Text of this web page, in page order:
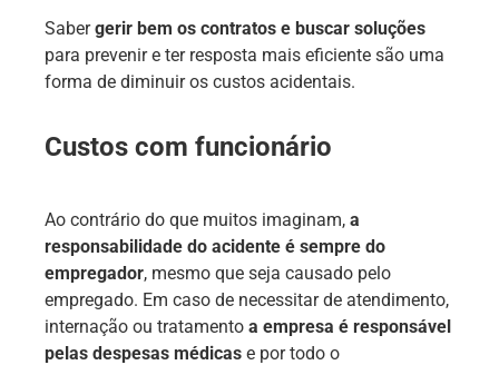
Sabergerir bem os contratos e buscar soluções
para prevenir e ter resposta mais eficiente são uma
forma de diminuir os custos acidentais.
Custos com funcionário
Ao contrário do que muitos imaginam, a
responsabilidade do acidente é sempre do
empregador, mesmo que seja causado pelo
empregado. Em caso de necessitar de atendimento,
internação ou tratamento a empresa é responsável
pelas despesas médicas e por todo o